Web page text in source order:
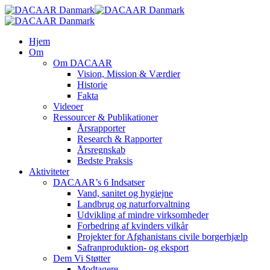
Skip
to
content
search
Menu
Hjem
Om
Om DACAAR
Vision, Mission & Værdier
Historie
Fakta
Videoer
Ressourcer & Publikationer
Årsrapporter
Research & Rapporter
Årsregnskab
Bedste Praksis
Aktiviteter
DACAAR’s 6 Indsatser
Vand, sanitet og hygiejne
Landbrug og naturforvaltning
Udvikling af mindre virksomheder
Forbedring af kvinders vilkår
Projekter for Afghanistans civile borgerhjælp
Safranproduktion- og eksport
Dem Vi Støtter